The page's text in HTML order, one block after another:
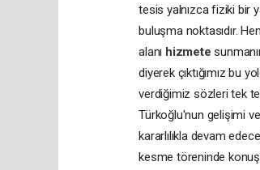
tesis yalnızca fiziki bir
buluşma noktasıdır.
alanı hizmete
diyerek çıktığımız bu
verdiğimiz sözleri tek
Türkoğlu'nun gelişimi
kararlılıkla devam
kesme töreninde